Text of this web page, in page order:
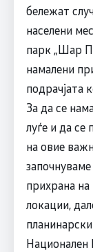
бележат
населени
парк „Шар
намалени
подрачјата
За да се
луѓе и да се
на овие
прихрана
локации,